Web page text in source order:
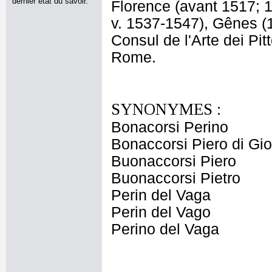
Florence (avant 1517;
v. 1537-1547), Gênes
Consul de l'Arte dei
Rome.
SYNONYMES :
Bonacorsi Perino
Bonaccorsi Piero di
Buonaccorsi Piero
Buonaccorsi Pietro
Perin del Vaga
Perin del Vago
Perino del Vaga